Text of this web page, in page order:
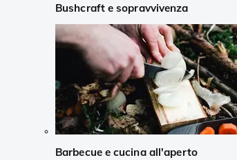
Bushcraft e sopravvivenza
Barbecue e cucina all'aperto